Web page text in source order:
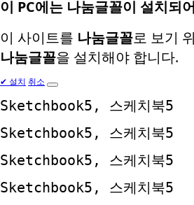
이 PC에는 나눔글꼴이 설치되
이 사이트를 나눔글꼴로 보기
나눔글꼴을 설치해야 합니다.
✔ 설치 취소
Sketchbook5, 스케치북5
Sketchbook5, 스케치북5
Sketchbook5, 스케치북5
Sketchbook5, 스케치북5